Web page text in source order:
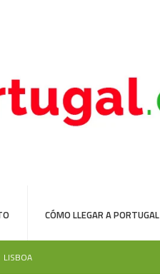
CÓMO LLEGAR A PORTUGAL
LISBOA